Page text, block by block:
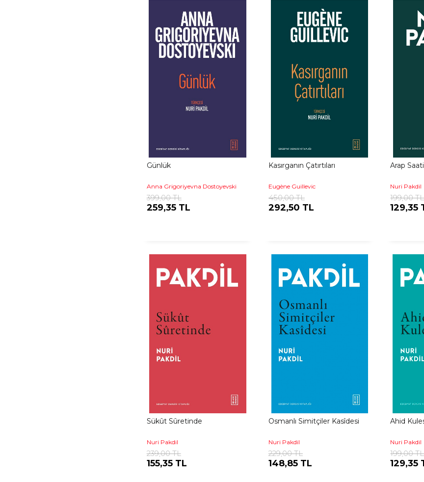
Günlük
Anna Grigoriyevna Dostoyevski
399,00 TL
259,35 TL
Kasırganın Çatırtıları
Eugène Guillevic
450,00 TL
292,50 TL
Arap Saati
Nuri Pakdil
199,00 TL
129,35
Sükût Sûretinde
Nuri Pakdil
239,00 TL
155,35 TL
Osmanlı Simitçiler Kasîdesi
Nuri Pakdil
229,00 TL
148,85 TL
Ahid
Nuri Pakdil
199,00 TL
129,35